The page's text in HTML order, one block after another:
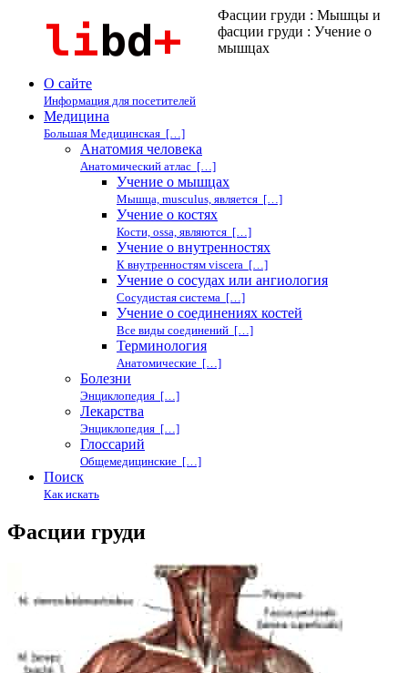
Фасции груди : Мышцы и
фасции груди : Учение о
мышцах
О сайте
Информация для посетителей
Медицина
Большая Медицинская […]
Анатомия человека
Анатомический атлас […]
Учение о мышцах
Мышца, musculus, является […]
Учение о костях
Кости, ossa, являются […]
Учение о внутренностях
К внутренностям viscera […]
Учение о сосудах или ангиология
Сосудистая система […]
Учение о соединениях костей
Все виды соединений […]
Терминология
Анатомические […]
Болезни
Энциклопедия […]
Лекарства
Энциклопедия […]
Глоссарий
Общемедицинские […]
Поиск
Как искать
Фасции груди